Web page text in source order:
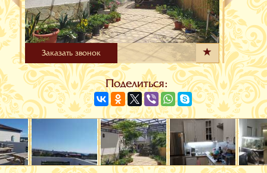
Заказать звонок
Поделиться: